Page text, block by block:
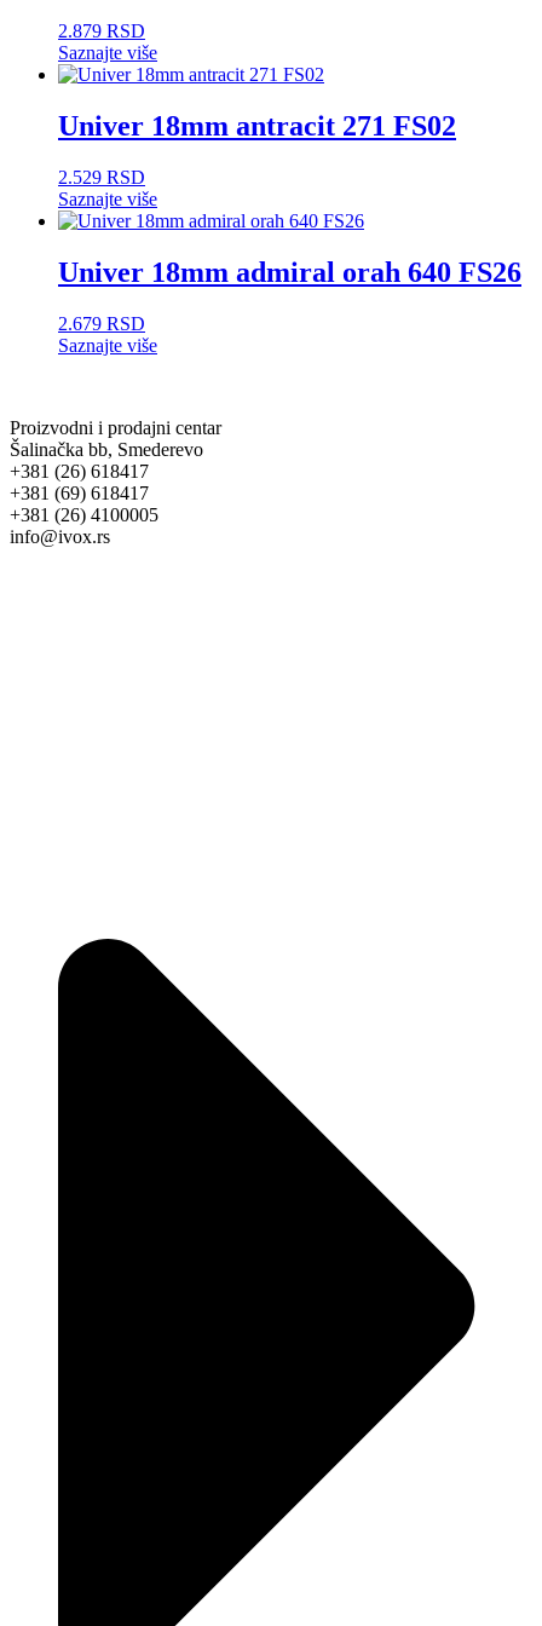
2.879 RSD
Saznajte više
Univer 18mm antracit 271 FS02
2.529 RSD
Saznajte više
Univer 18mm admiral orah 640 FS26
2.679 RSD
Saznajte više
Proizvodni i prodajni centar
Šalinačka bb, Smederevo
+381 (26) 618417
+381 (69) 618417
+381 (26) 4100005
info@ivox.rs